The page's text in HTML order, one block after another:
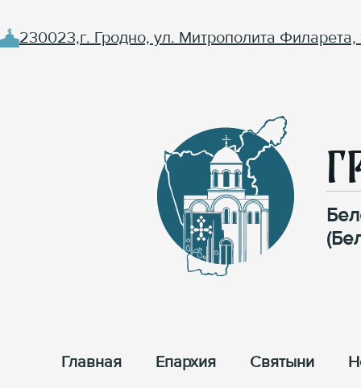
230023,г. Гродно, ул. Митрополита Филарета,
Главная Епархия Cвятыни